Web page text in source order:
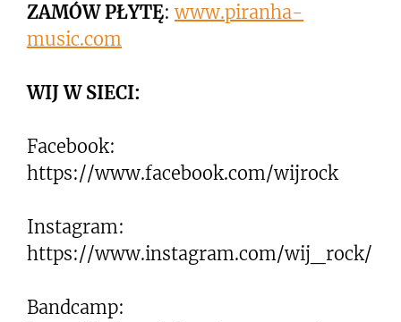
ZAMÓW PŁYTĘ: www.piranha-
music.com
WIJ W SIECI:
Facebook:
https://www.facebook.com/wijrock
Instagram:
https://www.instagram.com/wij_rock/
Bandcamp: